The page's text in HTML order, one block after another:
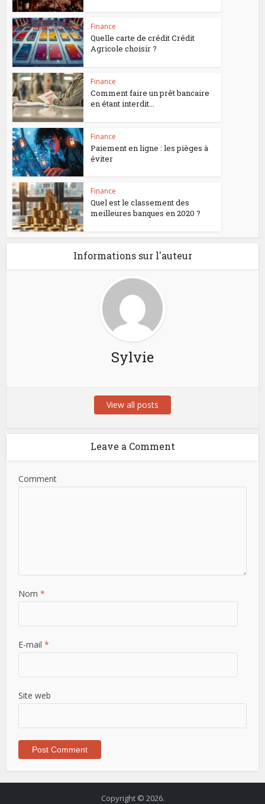
Finance
Quelle carte de crédit Crédit
Agricole choisir ?
Finance
Comment faire un prêt bancaire
en étant interdit...
Finance
Paiement en ligne : les pièges à
éviter
Finance
Quel est le classement des
meilleures banques en 2020 ?
Informations sur l'auteur
Sylvie
View all posts
Leave a Comment
Comment
Nom*
E-mail*
Site web
Copyright © 2026.